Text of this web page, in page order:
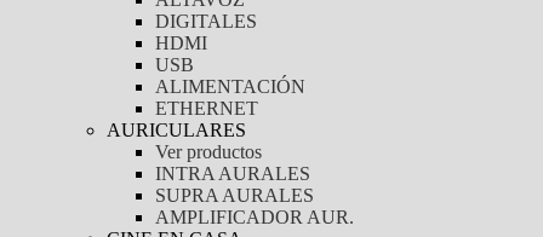
DIGITALES
HDMI
USB
ALIMENTACIÓN
ETHERNET
AURICULARES
Ver productos
INTRA AURALES
SUPRA AURALES
AMPLIFICADOR AUR.